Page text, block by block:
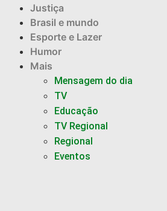
Justiça
Brasil e mundo
Esporte e Lazer
Humor
Mais
Mensagem do dia
TV
Educação
TV Regional
Regional
Eventos